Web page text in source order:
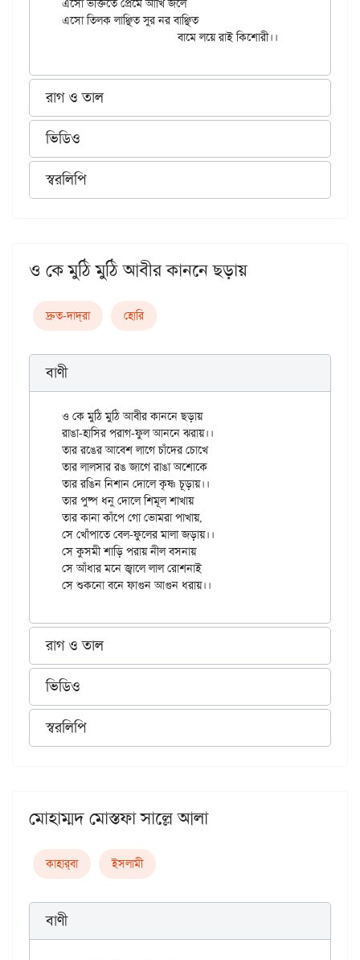
এসো ভক্তিতে প্রেমে আঁখি জলে
এসো তিলক লাঞ্ছিত সুর নর বাঞ্ছিত
রাগ ও তাল
ভিডিও
স্বরলিপি
ও কে মুঠি মুঠি আবীর কাননে ছড়ায়
দ্রুত-দাদ্‌রা হোরি
বাণী
ও কে মুঠি মুঠি আবীর কাননে ছড়ায়
রাঙা-হাসির পরাগ-ফুল আননে ঝরায়।।
তার রঙের আবেশ লাগে চাঁদের চোখে
তার লালসার রঙ জাগে রাঙা অশোকে
তার রঙিন নিশান দোলে কৃষ্ণ চূড়ায়।।
তার পুষ্প ধনু দোলে শিমূল শাখায়
তার কানা কাঁপে গো ভোমরা পাখায়,
সে খোঁপাতে বেল-ফুলের মালা জড়ায়।।
সে কুসমী শাড়ি পরায় নীল বসনায়
সে আঁধার মনে জ্বালে লাল রোশনাই
রাগ ও তাল
ভিডিও
স্বরলিপি
মোহাম্মদ মোস্তফা সাল্লে আলা
কাহার্‌বা ইসলামী
বাণী